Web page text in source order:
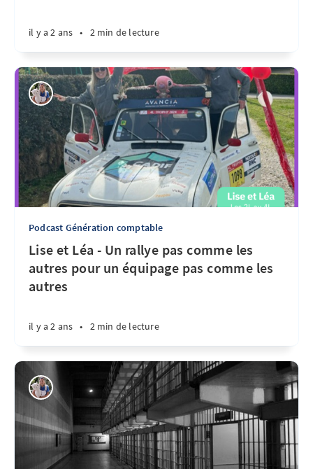
il y a 2 ans • 2 min de lecture
Podcast Génération comptable
Lise et Léa - Un rallye pas comme les
autres pour un équipage pas comme les
autres
il y a 2 ans • 2 min de lecture